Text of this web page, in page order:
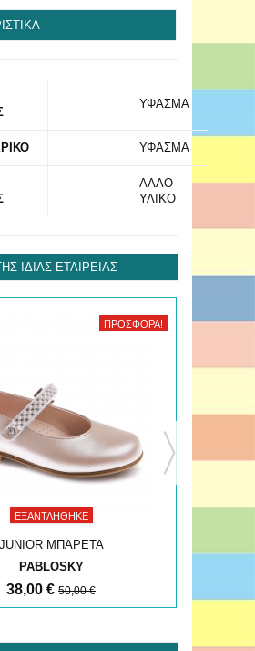
ΥΦΑΣΜΑ
ΥΦΑΣΜΑ
ΑΛΛΟ
ΥΛΙΚΟ
ΊΔΙΑΣ ΕΤΑΙΡΕΊΑΣ
ΠΡΟΣΦΟΡΆ!
ΕΞΑΝΤΛΉΘΗΚΕ
JUNIOR ΜΠΑΡΕΤΑ
PABLOSKY
38,00 € 50,00 €